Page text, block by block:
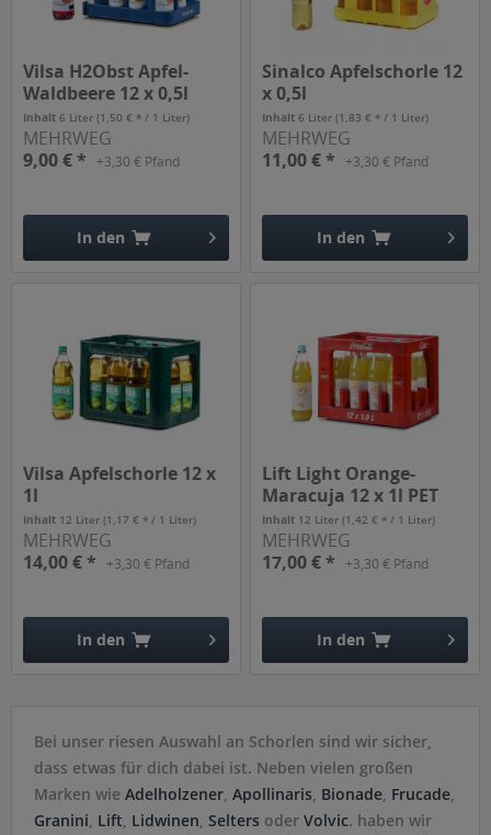
Vilsa H2Obst Apfel-
Waldbeere 12 x 0,5l
Inhalt6 Liter(1,50 € * / 1 Liter)
MEHRWEG
9,00 € *
+3,30 € Pfand
In den
Sinalco Apfelschorle 12
x 0,5l
Inhalt6 Liter(1,83 € * / 1 Liter)
MEHRWEG
11,00 € *
+3,30 € Pfand
In den
Vilsa Apfelschorle 12 x
1l
Inhalt 12 Liter(1,17 € * / 1 Liter)
MEHRWEG
14,00 € *
+3,30 € Pfand
In den
Lift Light Orange-
Maracuja 12 x 1l PET
Inhalt 12 Liter(1,42 € * / 1 Liter)
MEHRWEG
17,00 € *
+3,30 € Pfand
In den
Bei unser riesen Auswahl an Schorlen sind wir sicher,
dass etwas für dich dabei ist. Neben vielen großen
Marken wie Adelholzener, Apollinaris, Bionade, Frucade,
Granini, Lift, Lidwinen, Selters oder Volvic. haben wir